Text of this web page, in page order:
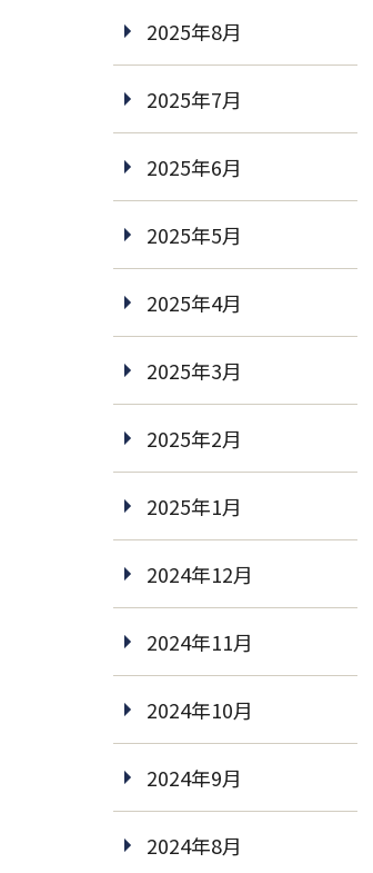
2025年8月
2025年7月
2025年6月
2025年5月
2025年4月
2025年3月
2025年2月
2025年1月
2024年12月
2024年11月
2024年10月
2024年9月
2024年8月